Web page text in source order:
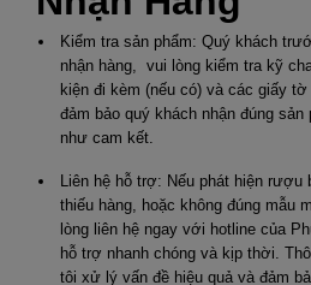
Kiểm tra sản phẩm: Quý khách
nhận hàng, vui lòng kiểm tra kỹ
kiện đi kèm (nếu có) và các giấy
đảm bảo quý khách nhận đúng
như cam kết.
Liên hệ hỗ trợ: Nếu phát hiện
thiếu hàng, hoặc không đúng mẫu
lòng liên hệ ngay với hotline của
hỗ trợ nhanh chóng và kịp thời.
tôi xử lý vấn đề hiệu quả và đảm